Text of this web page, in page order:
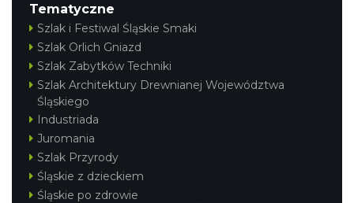
Tematyczne
Szlak i Festiwal Śląskie Smaki
Szlak Orlich Gniazd
Szlak Zabytków Techniki
Szlak Architektury Drewnianej Województwa
Śląskiego
Industriada
Juromania
Szlak Przyrody
Śląskie z dzieckiem
Śląskie po zdrowie